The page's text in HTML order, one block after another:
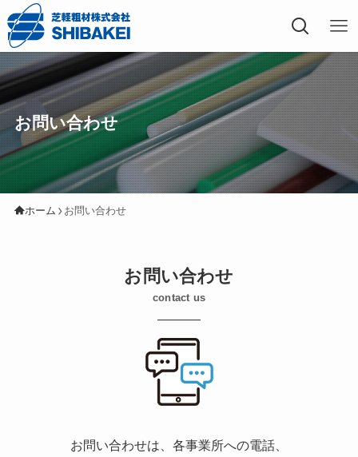
お問い合わせ
ホーム お問い合わせ
お問い合わせ
contact us
お問い合わせは、各事業所への電話、